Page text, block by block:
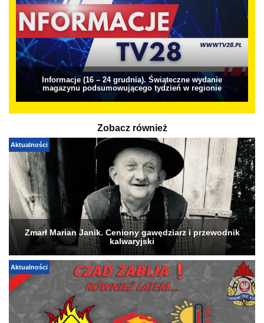
Informacje (16 – 24 grudnia). Świąteczne wydanie
magazynu podsumowującego tydzień w regionie
Zobacz również
Aktualności
Zmarł Marian Janik. Ceniony gawędziarz i przewodnik
kalwaryjski
Aktualności